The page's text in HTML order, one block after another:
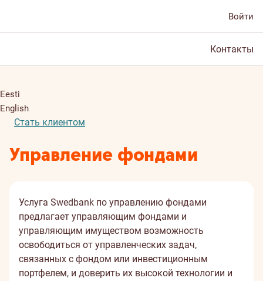
Войти
Контакты
Eesti
English
Стать клиентом
Управление фондами
Услуга Swedbank по управлению фондами
предлагает управляющим фондами и
управляющим имуществом возможность
освободиться от управленческих задач,
связанных с фондом или инвестиционным
портфелем, и доверить их высокой технологии и